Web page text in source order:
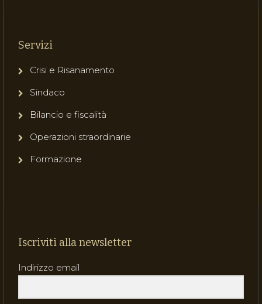
Servizi
Crisi e Risanamento
Sindaco
Bilancio e fiscalità
Operazioni straordinarie
Formazione
Iscriviti alla newsletter
Indirizzo email